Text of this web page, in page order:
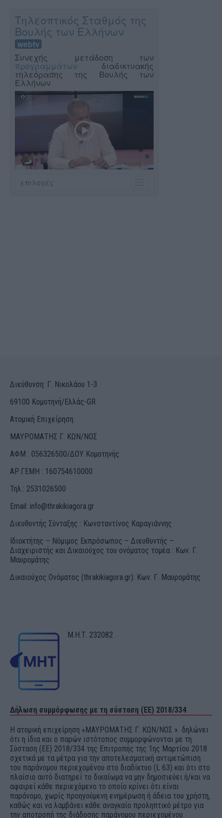
Διεύθυνση: Γ. Νικολάου 1-3
69100 Κομοτηνή/Ελλάς-GR
Ατομική Επιχείρηση
ΜΑΥΡΟΜΑΤΗΣ Γ. ΚΩΝ/ΝΟΣ
ΑΦΜ : 056326500/ΔOΥ Κομοτηνής
ΑΡ.ΓΕΜΗ : 160754610000
Τηλ.: 2531026500
Email: info@thrakikiagora.gr
Διευθυντής Σύνταξης : Κωνσταντίνος Καραγιάννης
Ιδιοκτήτης – Νόμιμος Εκπρόσωπος – Διευθυντής –
Διαχειριστής και Δικαιούχος του ονόματος τομέα : Κων. Γ.
Μαυρομάτης
Δικαιούχος Ονόματος (thrakikiagora.gr): Κων. Γ. Μαυρομάτης
Μ.Η.Τ. 232082
Δήλωση συμμόρφωσης με τη σύσταση (ΕΕ) 2018/334
Η ατομική επιχείρηση «ΜΑΥΡΟΜΑΤΗΣ Γ. ΚΩΝ/ΝΟΣ » δηλώνει
ότι η ίδια και ο παρών ιστότοπος συμμορφώνονται με τη
Σύσταση (ΕΕ) 2018/334 της Επιτροπής της 1ης Μαρτίου 2018
σχετικά με τα μέτρα για την αποτελεσματική αντιμετώπιση
του παράνομου περιεχομένου στο διαδίκτυο (L 63) και ότι στο
πλαίσιο αυτό διατηρεί το δικαίωμα να μην δημοσιεύει ή/και να
αφαιρεί κάθε περιεχόμενο το οποίο κρίνει ότι είναι
παράνομο, χωρίς προηγούμενη ενημέρωση ή άδεια του χρήστη,
καθώς και να λαμβάνει κάθε αναγκαίο προληπτικό μέτρο για
την αποτροπή της διάδοσης παράνομου περιεχομένου.